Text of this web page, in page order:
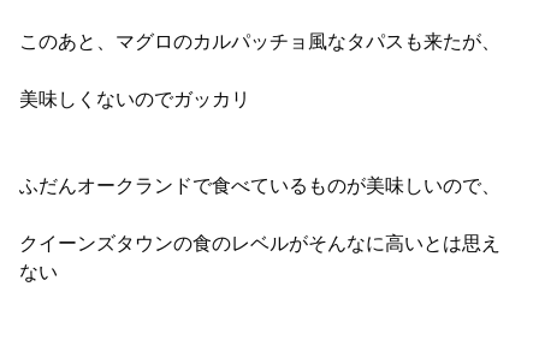
このあと、マグロのカルパッチョ風なタパスも来たが、
美味しくないのでガッカリ
ふだんオークランドで食べているものが美味しいので、
クイーンズタウンの食のレベルがそんなに高いとは思え
ない